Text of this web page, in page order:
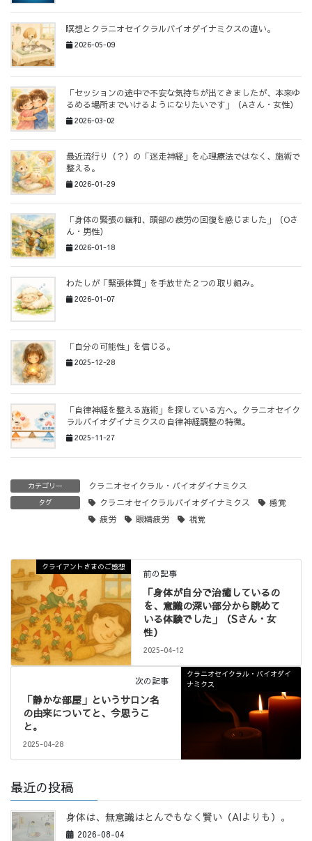
瞑想とクラニオセイクラルバイオダイナミクスの違い。
2026-05-09
「セッションの途中で不安な気持ちが出てきましたが、本来ゆ
るめる場所までいけるようになりたいです」（Aさん・女性）
2026-03-02
最近流行り（？）の「迷走神経」を心理療法ではなく、施術で
整える。
2026-01-29
「身体の緊張の緩和、頭部の疲労の回復を感じました」（Oさ
ん・男性）
2026-01-18
わたしが「緊張体質」を手放せた２つの取り組み。
2026-01-07
「自分の可能性」を信じる。
2025-12-28
「自律神経を整える施術」を探している方へ。クラニオセイク
ラルバイオダイナミクスの自律神経調整の特徴。
2025-11-27
カテゴリー クラニオセイクラル・バイオダイナミクス
タグ クラニオセイクラルバイオダイナミクス
感覚
疲労
眼精疲労 視覚
クライアントさまのご感想
前の記事
「身体が自分で治癒しているの
を、意識の深い部分から眺めて
いる体験でした」（Sさん・女
性）
2025-04-12
クラニオセイクラル・バイオダイ
ナミクス
次の記事
「静かな部屋」というサロン名
の由来についてと、今思うこ
と。
2025-04-28
最近の投稿
身体は、無意識はとんでもなく賢い（AIよりも）。
2026-08-04